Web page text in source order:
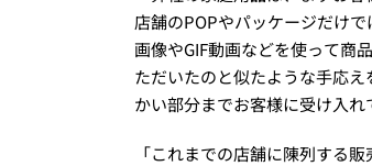
店舗のPOPやパッケージだけ
画像やGIF動画などを使って商
ただいたのと似たような手応
かい部分までお客様に受け入れ
「これまでの店舗に陳列する